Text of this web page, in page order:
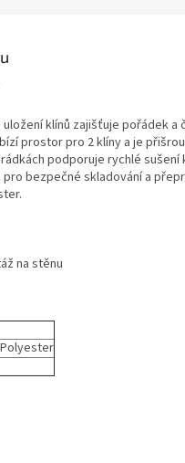
klínů zajišťuje pořádek a
prostor pro 2 klíny a je
podporuje rychlé sušení
bezpečné skladování a
na stěnu